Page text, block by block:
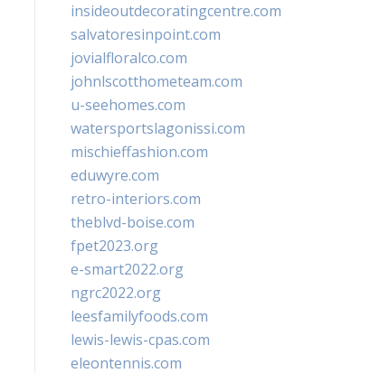
insideoutdecoratingcentre.com
salvatoresinpoint.com
jovialfloralco.com
johnlscotthometeam.com
u-seehomes.com
watersportslagonissi.com
mischieffashion.com
eduwyre.com
retro-interiors.com
theblvd-boise.com
fpet2023.org
e-smart2022.org
ngrc2022.org
leesfamilyfoods.com
lewis-lewis-cpas.com
eleontennis.com